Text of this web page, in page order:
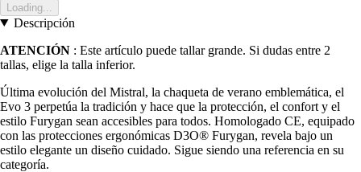
Loading...
Descripción
ATENCIÓN : Este artículo puede tallar grande. Si dudas entre 2
tallas, elige la talla inferior.
Última evolución del Mistral, la chaqueta de verano emblemática, el
Evo 3 perpetúa la tradición y hace que la protección, el confort y el
estilo Furygan sean accesibles para todos. Homologado CE, equipado
con las protecciones ergonómicas D3O® Furygan, revela bajo un
estilo elegante un diseño cuidado. Sigue siendo una referencia en su
categoría.